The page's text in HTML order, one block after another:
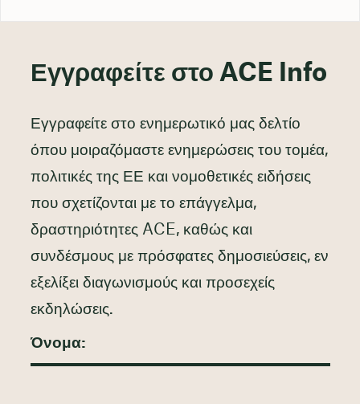
Εγγραφείτε στο ACE Info
Εγγραφείτε στο ενημερωτικό μας δελτίο
όπου μοιραζόμαστε ενημερώσεις του τομέα,
πολιτικές της ΕΕ και νομοθετικές ειδήσεις
που σχετίζονται με το επάγγελμα,
δραστηριότητες ACE, καθώς και
συνδέσμους με πρόσφατες δημοσιεύσεις, εν
εξελίξει διαγωνισμούς και προσεχείς
εκδηλώσεις.